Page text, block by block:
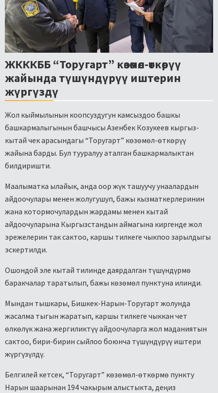
ЖКККББ “Торугарт” көзөмөл-өткөрүү
жайында түшүндүрүү иштерин
жүргүздү
Жол кыймылынын коопсуздугун камсыздоо башкы
башкармалыгынын башчысы Азенбек Козукеев кыргыз-
кытай чек арасындагы “Торугарт” көзөмөл-өткөрүү
жайына барды. Бул тууралуу аталган башкармалыктан
билдиришти.
Маалыматка ылайык, анда оор жүк ташуучу унаалардын
айдоочулары менен жолугушуп, бажы кызматкерлеринин
жана котормочулардын жардамы менен кытай
айдоочуларына Кыргызстандын аймагына киргенде жол
эрежелерин так сактоо, каршы тилкеге чыкпоо зарылдыгы
эскертилди.
Ошондой эле кытай тилинде даярдалган түшүндүрмө
баракчалар таратылып, бажы көзөмөл пунктуна илинди.
Мындан тышкары, Бишкек-Нарын-Торугарт жолунда
жасалма тыгын жаратып, каршы тилкеге чыккан чет
өлкөлүк жана жергиликтүү айдоочуларга жол маданиятын
сактоо, бири-бирин сыйлоо боюнча түшүндүрүү иштери
жүргүзүлдү.
Белгилей кетсек, “Торугарт” көзөмөл-өткөрмө пункту
Нарын шаарынан 194 чакырым алыстыкта, деңиз